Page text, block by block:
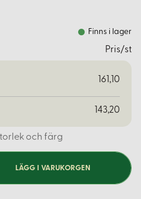
Finns i lager
Pris/st
161,10
143,20
och färg
LÄGG I VARUKORGEN